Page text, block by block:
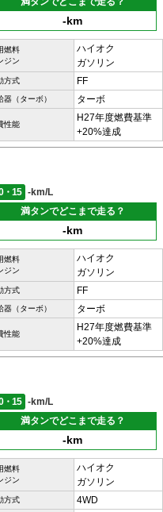
-km
燃料
ジン
ハイオク
ガソリン
方式 FF
器（ターボ） ターボ
性能
H27年度燃費基準
+20%達成
・15
-km/L
満タンでどこまで走る？
-km
燃料
ジン
ハイオク
ガソリン
方式 FF
器（ターボ） ターボ
性能
H27年度燃費基準
+20%達成
・15
-km/L
満タンでどこまで走る？
-km
燃料
ジン
ハイオク
ガソリン
方式 4WD